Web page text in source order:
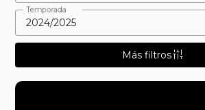
Temporada
2024/2025
Más filtrosinstant_mix